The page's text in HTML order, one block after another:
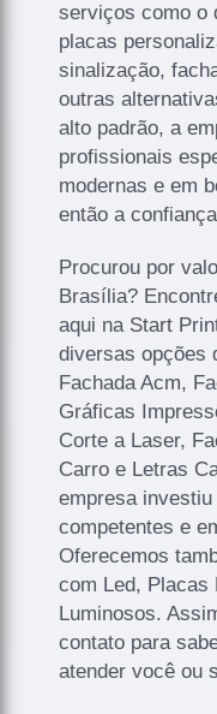
serviços como o
placas
sinalização,
outras
alto padrão, a
profissionais
modernas e em
então a
Procurou por
Brasília?
aqui na Start
diversas opções
Fachada Acm,
Gráficas
Corte a Laser,
Carro e Letras
empresa
competentes e
Oferecemos
com Led, Placas
Luminosos.
contato para
atender você ou